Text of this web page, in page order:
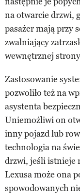
na otwarcie drzwi,
pasażer mają przy
zwalniający
wewnętrznej
Zastosowanie
pozwoliło też na
asystenta
Uniemożliwi on
inny pojazd lub
technologia na
drzwi, jeśli istnieje
Lexusa może ona
spowodowanych